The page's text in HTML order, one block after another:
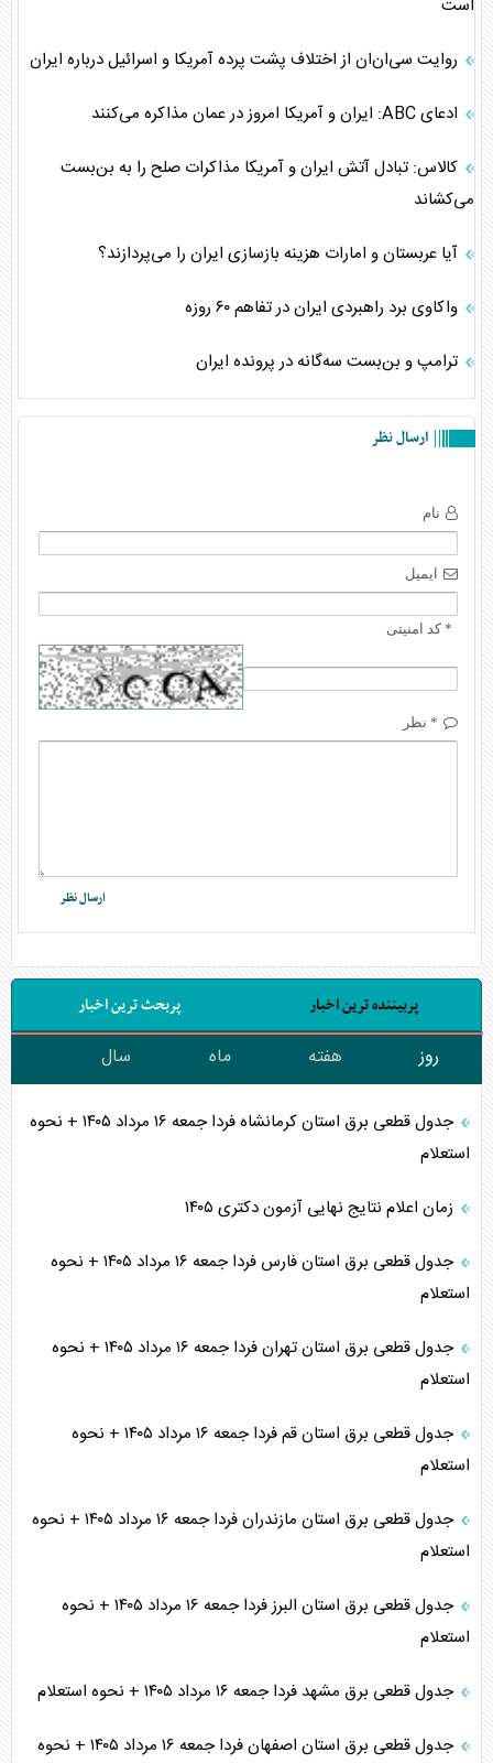
است
روایت سی‌ان‌ان از اختلاف پشت پرده آمریکا و اسرائیل درباره ایران
ادعای ABC: ایران و آمریکا امروز در عمان مذاکره می‌کنند
کالاس: تبادل آتش ایران و آمریکا مذاکرات صلح را به بن‌بست
می‌کشاند
آیا عربستان و امارات هزینه بازسازی ایران را می‌پردازند؟
واکاوی برد راهبردی ایران در تفاهم ۶۰ روزه
ترامپ و بن‌بست سه‌گانه در پرونده ایران
ارسال نظر
نام
ایمیل
* کد امنیتی
* نظر
پربیننده ترین اخبار پربحث ترین اخبار
روز هفته ماه سال
جدول قطعی برق استان کرمانشاه فردا جمعه ۱۶ مرداد ۱۴۰۵ + نحوه
استعلام
زمان اعلام نتایج نهایی آزمون دکتری ۱۴۰۵
جدول قطعی برق استان فارس فردا جمعه ۱۶ مرداد ۱۴۰۵ + نحوه
استعلام
جدول قطعی برق استان تهران فردا جمعه ۱۶ مرداد ۱۴۰۵ + نحوه
استعلام
جدول قطعی برق استان قم فردا جمعه ۱۶ مرداد ۱۴۰۵ + نحوه
استعلام
جدول قطعی برق استان مازندران فردا جمعه ۱۶ مرداد ۱۴۰۵ + نحوه
استعلام
جدول قطعی برق استان البرز فردا جمعه ۱۶ مرداد ۱۴۰۵ + نحوه
استعلام
جدول قطعی برق مشهد فردا جمعه ۱۶ مرداد ۱۴۰۵ + نحوه استعلام
جدول قطعی برق استان اصفهان فردا جمعه ۱۶ مرداد ۱۴۰۵ + نحوه